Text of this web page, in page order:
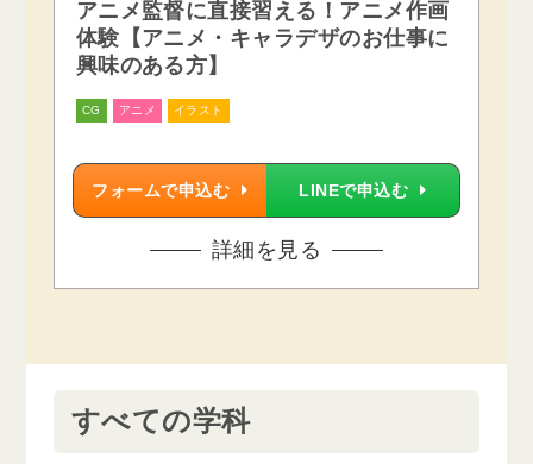
アニメ監督に直接習える！アニメ作画
体験【アニメ・キャラデザのお仕事に
興味のある方】
CG アニメ イラスト
フォームで申込む LINEで申込む
詳細を見る
すべての学科